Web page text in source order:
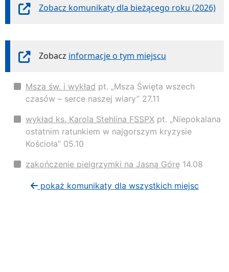
Zobacz komunikaty dla bieżącego roku (2026)
Zobacz informacje o tym miejscu
Msza św. i wykład pt. „Msza Święta wszech
czasów – serce naszej wiary” 27.11
wykład ks. Karola Stehlina FSSPX pt. „Niepokalana
ostatnim ratunkiem w najgorszym kryzysie
Kościoła” 05.10
zakończenie pielgrzymki na Jasną Górę 14.08
pokaż komunikaty dla wszystkich miejsc